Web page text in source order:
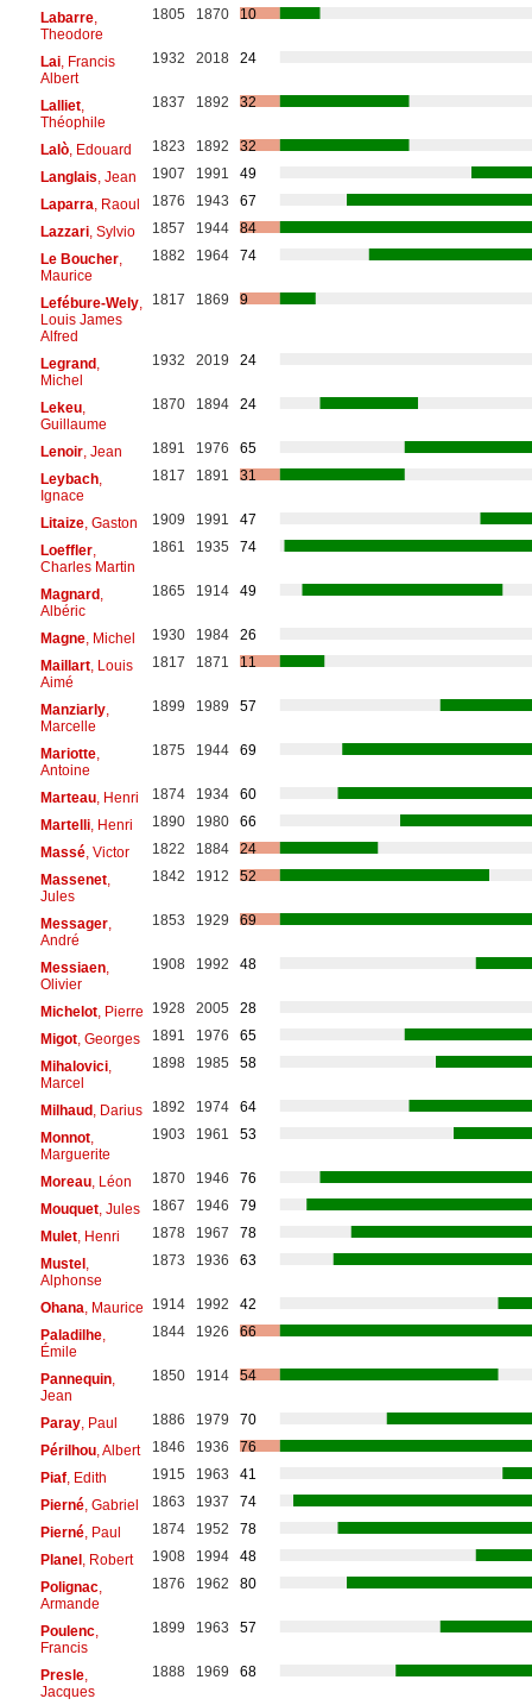
Labarre,
Theodore
1805 1870 10
Lai, Francis
Albert
1932 2018 24
Lalliet,
Théophile
1837 1892 32
Lalò, Edouard 1823 1892
32
Langlais , Jean 1907 1991
49
Laparra , Raoul 1876 1943
67
Lazzari, Sylvio 1857 1944
84
Le Boucher,
Maurice
1882 1964 74
Lefébure-Wely,
Louis James
Alfred
1817 1869 9
Legrand,
Michel
1932 2019 24
Lekeu,
Guillaume
1870 1894 24
Lenoir, Jean 1891 1976
65
Leybach,
Ignace
1817 1891 31
Litaize, Gaston 1909 1991
47
Loeffler,
Charles Martin
1861 1935 74
Magnard,
Albéric
1865 1914 49
Magne, Michel 1930 1984
26
Maillart, Louis
Aimé
1817 1871 11
Manziarly,
Marcelle
1899 1989 57
Mariotte,
Antoine
1875 1944 69
Marteau, Henri 1874 1934
60
Martelli, Henri 1890 1980
66
Massé, Victor 1822 1884
24
Massenet,
Jules
1842 1912 52
Messager,
André
1853 1929 69
Messiaen,
Olivier
1908 1992 48
Michelot, Pierre 1928 2005
28
Migot, Georges 1891 1976
65
Mihalovici,
Marcel
1898 1985 58
Milhaud, Darius 1892 1974
64
Monnot,
Marguerite
1903 1961 53
Moreau, Léon 1870 1946
76
Mouquet, Jules 1867 1946
79
Mulet, Henri 1878 1967
78
Mustel,
Alphonse
1873 1936 63
Ohana , Maurice 1914 1992
42
Paladilhe,
Émile
1844 1926 66
Pannequin,
Jean
1850 1914 54
Paray, Paul 1886 1979
70
Périlhou, Albert 1846 1936
76
Piaf, Edith 1915 1963
41
Pierné, Gabriel 1863 1937
74
Pierné, Paul 1874 1952
78
Planel, Robert 1908 1994
48
Polignac,
Armande
1876 1962 80
Poulenc,
Francis
1899 1963 57
Presle,
Jacques
1888 1969 68